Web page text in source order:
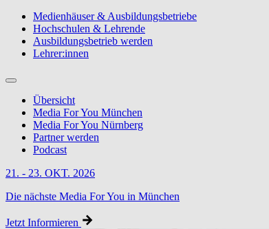
Medienhäuser & Ausbildungsbetriebe
Hochschulen & Lehrende
Ausbildungsbetrieb werden
Lehrer:innen
Übersicht
Media For You München
Media For You Nürnberg
Partner werden
Podcast
21. - 23. OKT. 2026
Die nächste Media For You in München
Jetzt Informieren